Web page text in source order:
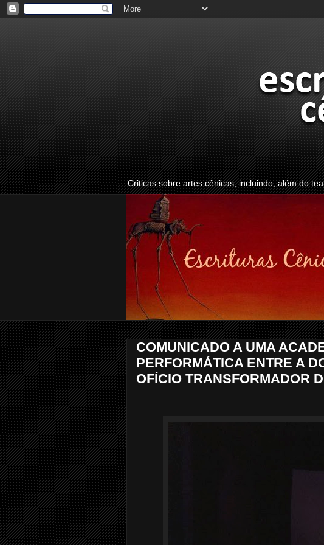
Criticas sobre artes cênicas, incluindo, além do
COMUNICADO A UMA
PERFORMÁTICA ENTRE A
OFÍCIO TRANSFORMADOR